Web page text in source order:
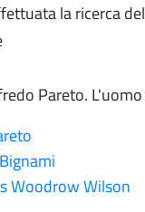
la ricerca
Pareto.
Woodrow Wilson